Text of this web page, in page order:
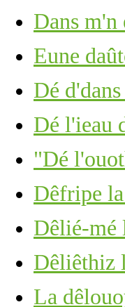
Dans
Eune
Dé
Dé l'ieau
"Dé
Dêfripe
Dêlié-mé
Dêliêthiz
La